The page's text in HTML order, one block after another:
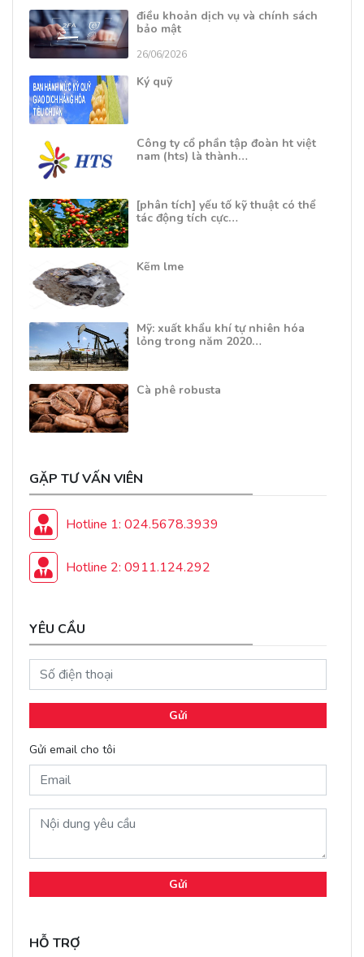
điều khoản dịch vụ và chính sách
bảo mật
26/06/2026
Ký quỹ
Công ty cổ phần tập đoàn ht việt
nam (hts) là thành…
[phân tích] yếu tố kỹ thuật có thể
tác động tích cực…
Kẽm lme
Mỹ: xuất khẩu khí tự nhiên hóa
lỏng trong năm 2020…
Cà phê robusta
GẶP TƯ VẤN VIÊN
Hotline 1: 024.5678.3939
Hotline 2: 0911.124.292
YÊU CẦU
Gửi
Gửi email cho tôi
Gửi
HỖ TRỢ